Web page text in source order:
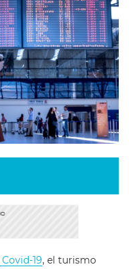
Covid-19, el turismo